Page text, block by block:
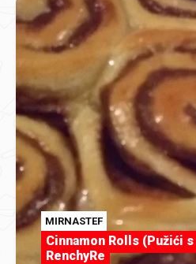
MIRNASTEF
Cinnamon Rolls (Pužići
RenchyRe